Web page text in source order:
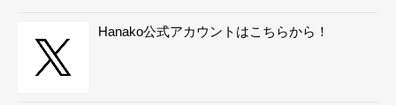
Hanako公式アカウントはこちらから！